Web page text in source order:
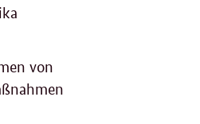
von